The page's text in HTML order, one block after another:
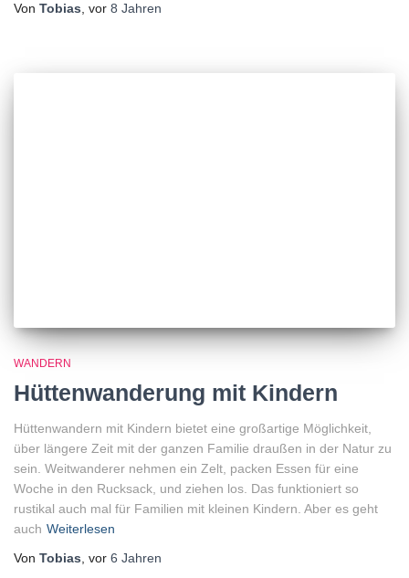
Von Tobias , vor 8 Jahren
WANDERN
Hüttenwanderung mit Kindern
Hüttenwandern mit Kindern bietet eine großartige Möglichkeit,
über längere Zeit mit der ganzen Familie draußen in der Natur zu
sein. Weitwanderer nehmen ein Zelt, packen Essen für eine
Woche in den Rucksack, und ziehen los. Das funktioniert so
rustikal auch mal für Familien mit kleinen Kindern. Aber es geht
auch Weiterlesen
Von Tobias , vor 6 Jahren